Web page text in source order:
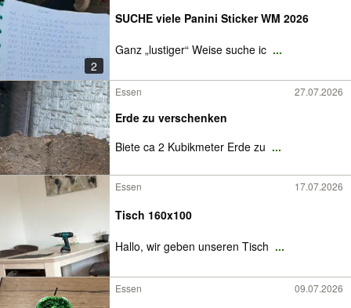
2
SUCHE viele Panini Sticker WM 2026
Ganz „lustiger“ Weise suche ic ...
Essen 27.07.2026
Erde zu verschenken
Biete ca 2 Kubikmeter Erde zu ...
Essen 17.07.2026
Tisch 160x100
Hallo, wir geben unseren Tisch ...
Essen 09.07.2026